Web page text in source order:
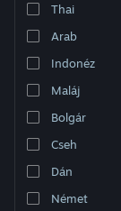
Asztali weboldalra
Thai
Arab
Indonéz
Maláj
Bolgár
Cseh
Dán
Német